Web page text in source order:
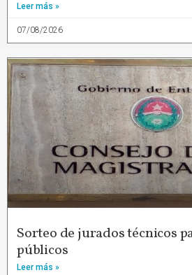
Leer más »
07/08/2026
Sorteo de jurados técnicos
públicos
Leer más »